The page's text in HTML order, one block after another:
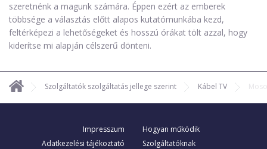
szeretnénk a magunk számára. Éppen ezért az emberek
többsége a választás előtt alapos kutatómunkába kezd,
feltérképezi a lehetőségeket és hosszú órákat tölt azzal, hogy
kiderítse mi alapján célszerű dönteni.
Szolgáltatók szolgáltatás jellege szerint Kábel TV
Impresszum
Adatkezelési tájékoztató
Hogyan működik
Szolgáltatóknak